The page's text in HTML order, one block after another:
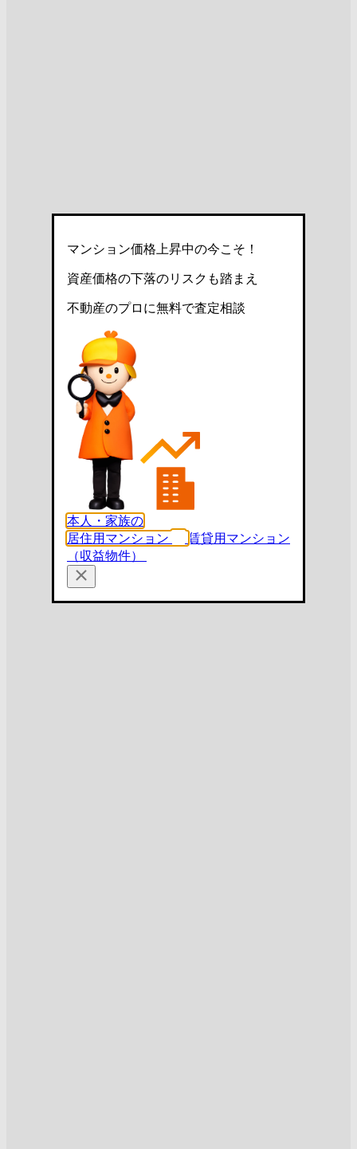
マンション価格上昇中の今こそ！
資産価格の下落のリスクも踏まえ
不動産のプロに無料で査定相談
本人・家族の
居住用マンション
賃貸用マンション
（収益物件）